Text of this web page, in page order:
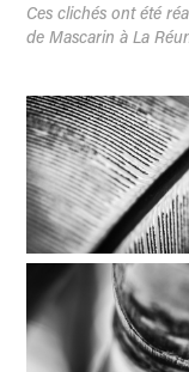
Ces clichés ont été
de Mascarin à La